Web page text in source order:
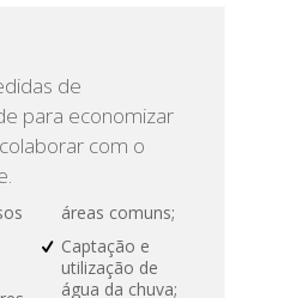
de
para economizar
com o
áreas comuns;
Captação e
utilização de
água da chuva;